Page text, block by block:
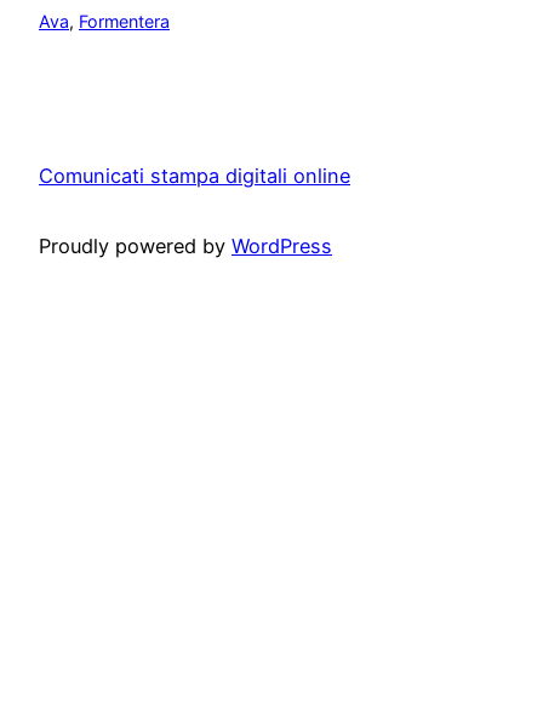
Ava, Formentera
Comunicati stampa digitali online
Proudly powered by WordPress